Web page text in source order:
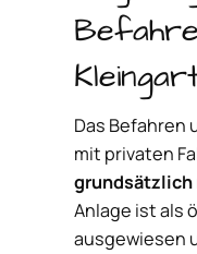
Das Befahren
mit privaten
Anlage ist als
ausgewiesen